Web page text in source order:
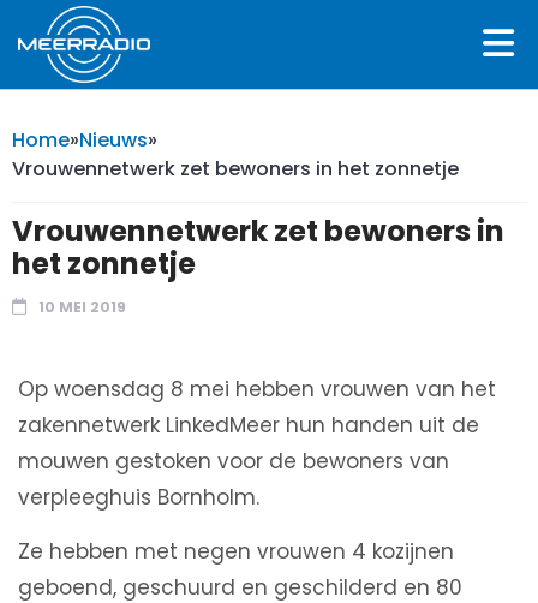
Home»Nieuws»
Vrouwennetwerk zet bewoners in het zonnetje
Vrouwennetwerk zet bewoners in
het zonnetje
10 MEI 2019
Op woensdag 8 mei hebben vrouwen van het
zakennetwerk LinkedMeer hun handen uit de
mouwen gestoken voor de bewoners van
verpleeghuis Bornholm.
Ze hebben met negen vrouwen 4 kozijnen
geboend, geschuurd en geschilderd en 80